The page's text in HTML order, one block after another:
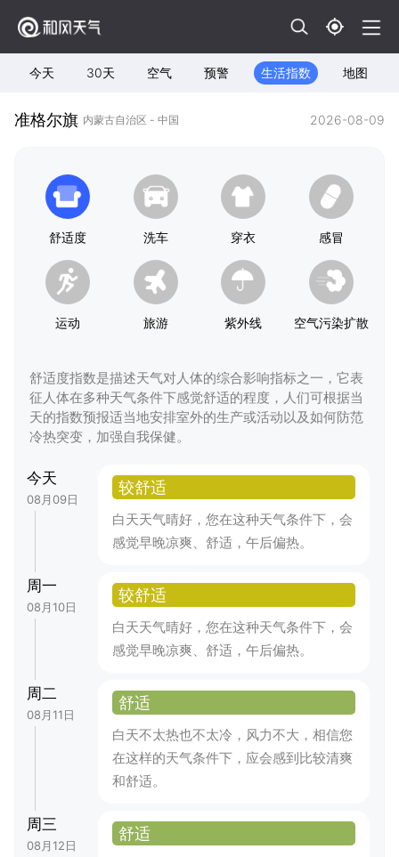
今天 30天 空气 预警 生活指数 地图
准格尔旗 内蒙古自治区 - 中国 2026-08-09
舒适度 洗车 穿衣 感冒
运动 旅游 紫外线 空气污染扩散
舒适度指数是描述天气对人体的综合影响指标之一，它表
征人体在多种天气条件下感觉舒适的程度，人们可根据当
天的指数预报适当地安排室外的生产或活动以及如何防范
冷热突变，加强自我保健。
今天
08月09日
较舒适
白天天气晴好，您在这种天气条件下，会
感觉早晚凉爽、舒适，午后偏热。
周一
08月10日
较舒适
白天天气晴好，您在这种天气条件下，会
感觉早晚凉爽、舒适，午后偏热。
周二
08月11日
舒适
白天不太热也不太冷，风力不大，相信您
在这样的天气条件下，应会感到比较清爽
和舒适。
周三
08月12日
舒适